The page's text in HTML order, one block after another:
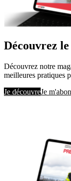
Découvrez
Découvrez notre
meilleures pratiques
Je découvreJe